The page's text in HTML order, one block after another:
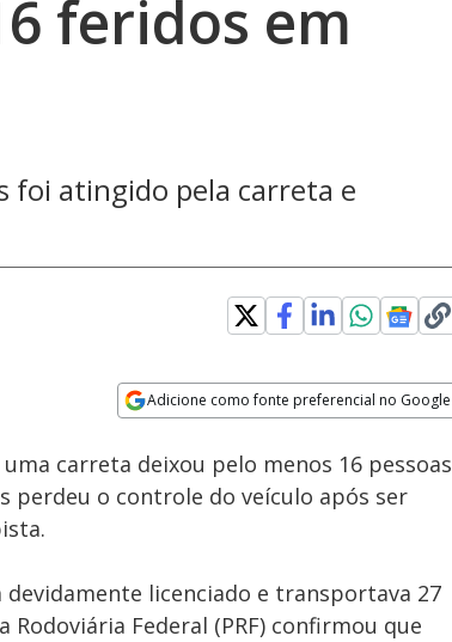
feridos em
foi atingido pela carreta e
Adicione como fonte preferencial no Google
Velocidade
carreta deixou pelo menos 16 pessoas
perdeu o controle do veículo após ser
licenciado e transportava 27
Federal (PRF) confirmou que